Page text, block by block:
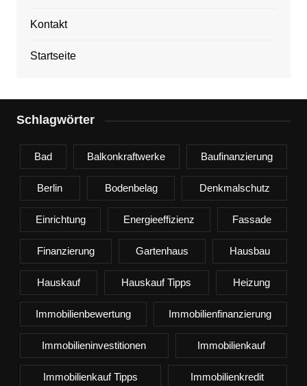
Kontakt
Startseite
Schlagwörter
Bad Balkonkraftwerke Baufinanzierung
Berlin Bodenbelag Denkmalschutz
Einrichtung Energieeffizienz Fassade
Finanzierung Gartenhaus Hausbau
Hauskauf Hauskauf Tipps Heizung
Immobilienbewertung Immobilienfinanzierung
Immobilieninvestitionen Immobilienkauf
Immobilienkauf Tipps Immobilienkredit